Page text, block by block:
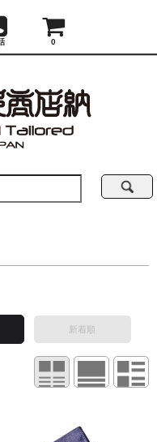
新着順
0